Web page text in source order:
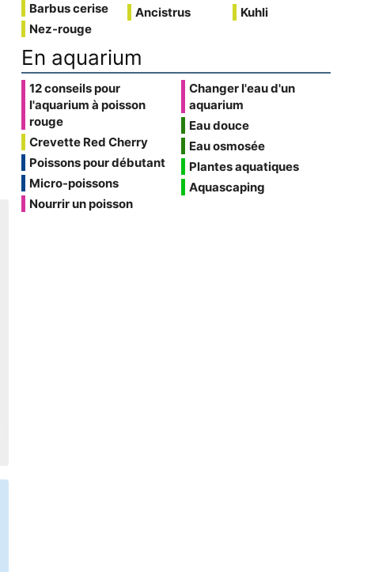
Barbus cerise
Nez-rouge
Ancistrus
Kuhli
En aquarium
12 conseils pour
l'aquarium à poisson
rouge
Crevette Red Cherry
Poissons pour débutant
Micro-poissons
Nourrir un poisson
Changer l'eau d'un
aquarium
Eau douce
Eau osmosée
Plantes aquatiques
Aquascaping